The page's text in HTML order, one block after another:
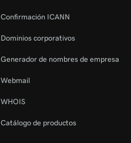
Confirmación ICANN
Dominios corporativos
Generador de nombres de empresa
Webmail
WHOIS
Catálogo de productos